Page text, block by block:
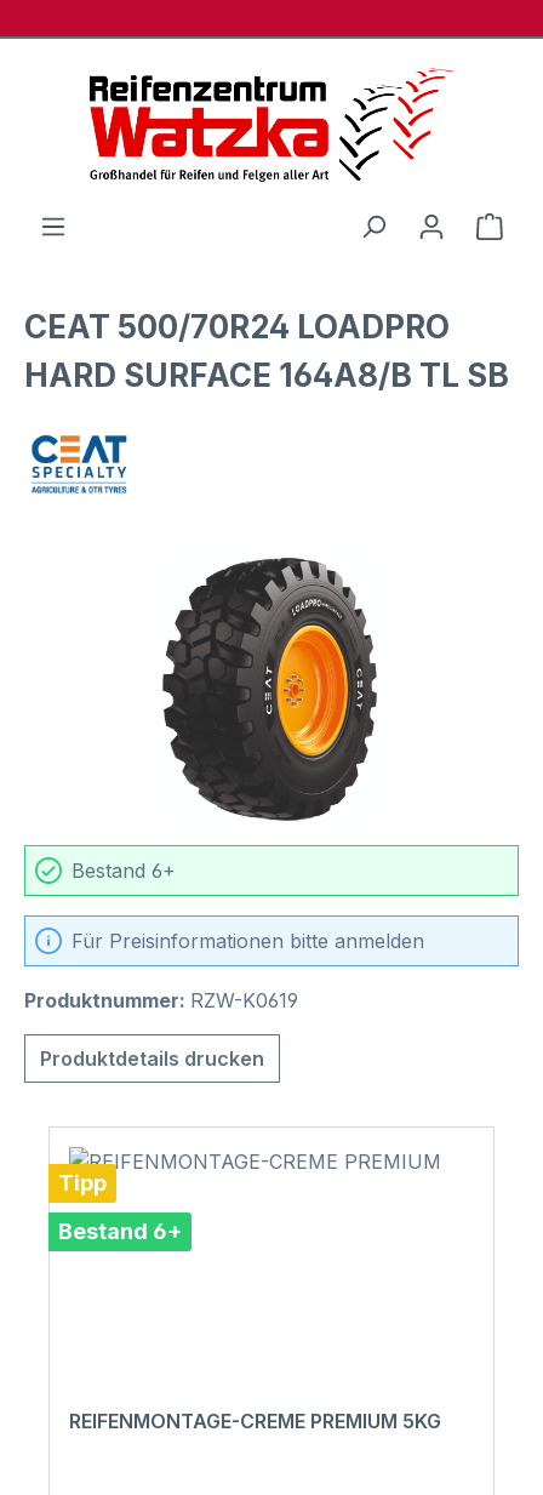
CEAT 500/70R24 LOADPRO
HARD SURFACE 164A8/B TL SB
Bildergalerie überspringen
Bestand 6+
Für Preisinformationen bitte anmelden
Produktnummer: RZW-K0619
Produktdetails drucken
Tipp
Bestand 6+
REIFENMONTAGE-CREME PREMIUM 5KG